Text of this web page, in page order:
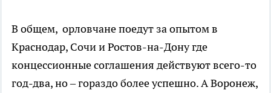
В общем, орловчане поедут за опытом в
Краснодар, Сочи и Ростов-на-Дону где
концессионные соглашения действуют всего-то
год-два, но – гораздо более успешно. А Воронеж,